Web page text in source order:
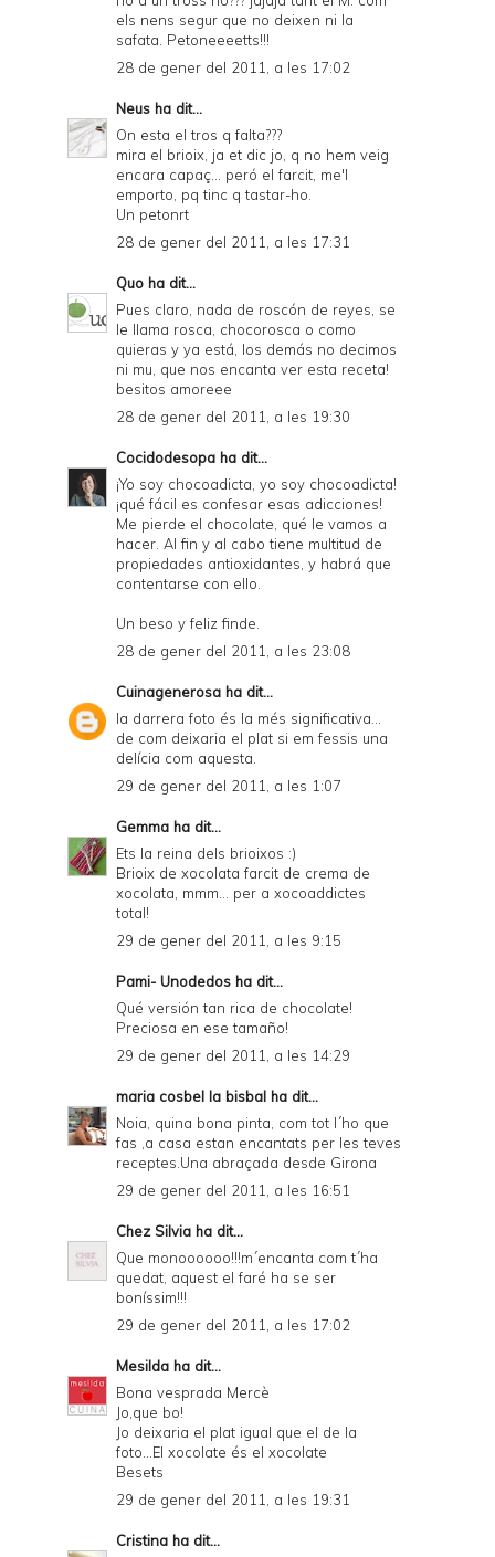
els nens segur que no deixen ni la
safata. Petoneeeetts!!!
28 de gener del 2011, a les 17:02
Neus ha dit...
On esta el tros q falta???
mira el brioix, ja et dic jo, q no hem veig
encara capaç... peró el farcit, me'l
emporto, pq tinc q tastar-ho.
Un petonrt
28 de gener del 2011, a les 17:31
Quo ha dit...
Pues claro, nada de roscón de reyes, se
le llama rosca, chocorosca o como
quieras y ya está, los demás no decimos
ni mu, que nos encanta ver esta receta!
besitos amoreee
28 de gener del 2011, a les 19:30
Cocidodesopa ha dit...
¡Yo soy chocoadicta, yo soy chocoadicta!
¡qué fácil es confesar esas adicciones!
Me pierde el chocolate, qué le vamos a
hacer. Al fin y al cabo tiene multitud de
propiedades antioxidantes, y habrá que
contentarse con ello.
Un beso y feliz finde.
28 de gener del 2011, a les 23:08
Cuinagenerosa ha dit...
la darrera foto és la més significativa...
de com deixaria el plat si em fessis una
delícia com aquesta.
29 de gener del 2011, a les 1:07
Gemma ha dit...
Ets la reina dels brioixos :)
Brioix de xocolata farcit de crema de
xocolata, mmm... per a xocoaddictes
total!
29 de gener del 2011, a les 9:15
Pami- Unodedos ha dit...
Qué versión tan rica de chocolate!
Preciosa en ese tamaño!
29 de gener del 2011, a les 14:29
maria cosbel la bisbal ha dit...
Noia, quina bona pinta, com tot l´ho que
fas ,a casa estan encantats per les teves
receptes.Una abraçada desde Girona
29 de gener del 2011, a les 16:51
Chez Silvia ha dit...
Que monoooooo!!!m´encanta com t´ha
quedat, aquest el faré ha se ser
boníssim!!!
29 de gener del 2011, a les 17:02
Mesilda ha dit...
Bona vesprada Mercè
Jo,que bo!
Jo deixaria el plat igual que el de la
foto...El xocolate és el xocolate
Besets
29 de gener del 2011, a les 19:31
Cristina ha dit...